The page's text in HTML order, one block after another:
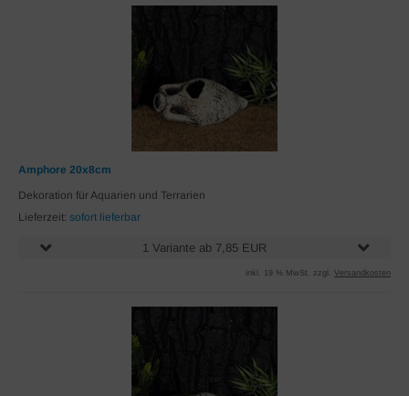
Amphore 20x8cm
Dekoration für Aquarien und Terrarien
Lieferzeit: sofort lieferbar
1 Variante ab 7,85 EUR
inkl. 19 % MwSt. zzgl. Versandkosten